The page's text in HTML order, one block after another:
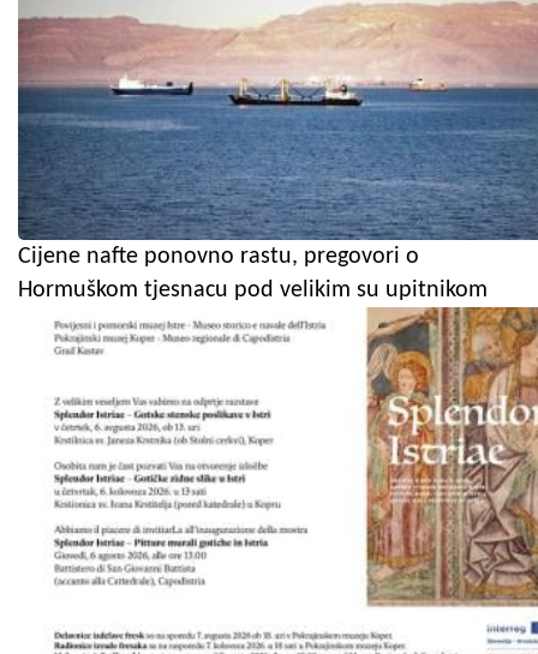
Cijene nafte ponovno rastu, pregovori o
Hormuškom tjesnacu pod velikim su upitnikom